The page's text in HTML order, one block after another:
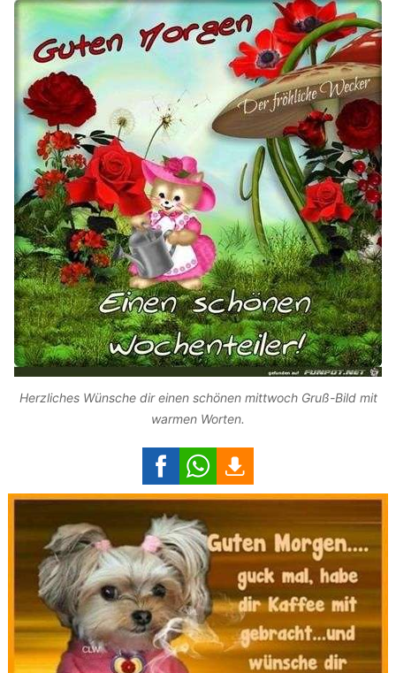
Herzliches Wünsche dir einen schönen mittwoch Gruß-Bild mit
warmen Worten.